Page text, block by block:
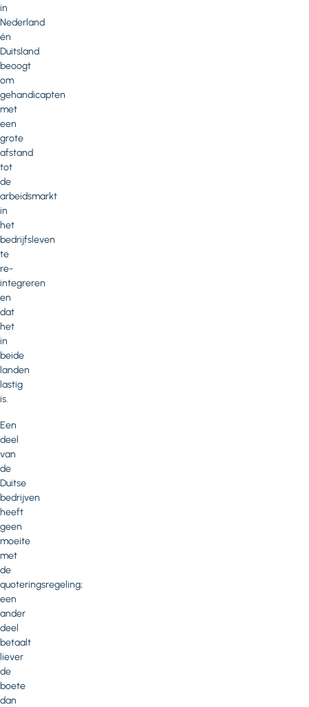
in
Nederland
én
Duitsland
beoogt
om
gehandicapten
met
een
grote
afstand
tot
de
arbeidsmarkt
in
het
bedrijfsleven
te
re-
integreren
en
dat
het
in
beide
landen
lastig
is.
Een
deel
van
de
Duitse
bedrijven
heeft
geen
moeite
met
de
quoteringsregeling;
een
ander
deel
betaalt
liever
de
boete
dan